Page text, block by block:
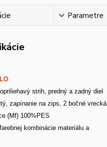
Parametre
strih, predný a zadný diel
zapínanie na zips, 2 bočné vrecká
(Mf) 100%PES
kombinácie materiálu a